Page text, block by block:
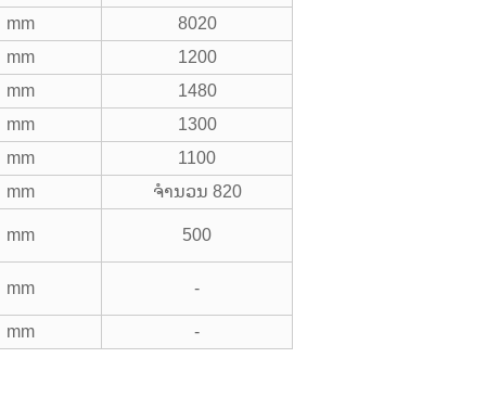
mm
8020
mm
1200
mm
1480
mm
1300
mm
1100
mm
ຈໍານວນ 820
mm 500
mm -
mm -